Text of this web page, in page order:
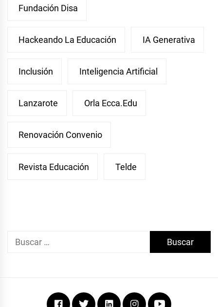
Fundación Disa
Hackeando La Educación IA Generativa
Inclusión Inteligencia Artificial
Lanzarote Orla Ecca.edu
Renovación Convenio
Revista Educación Telde
Buscar:
FacebookTwitterLinkedinInstagramYoutube